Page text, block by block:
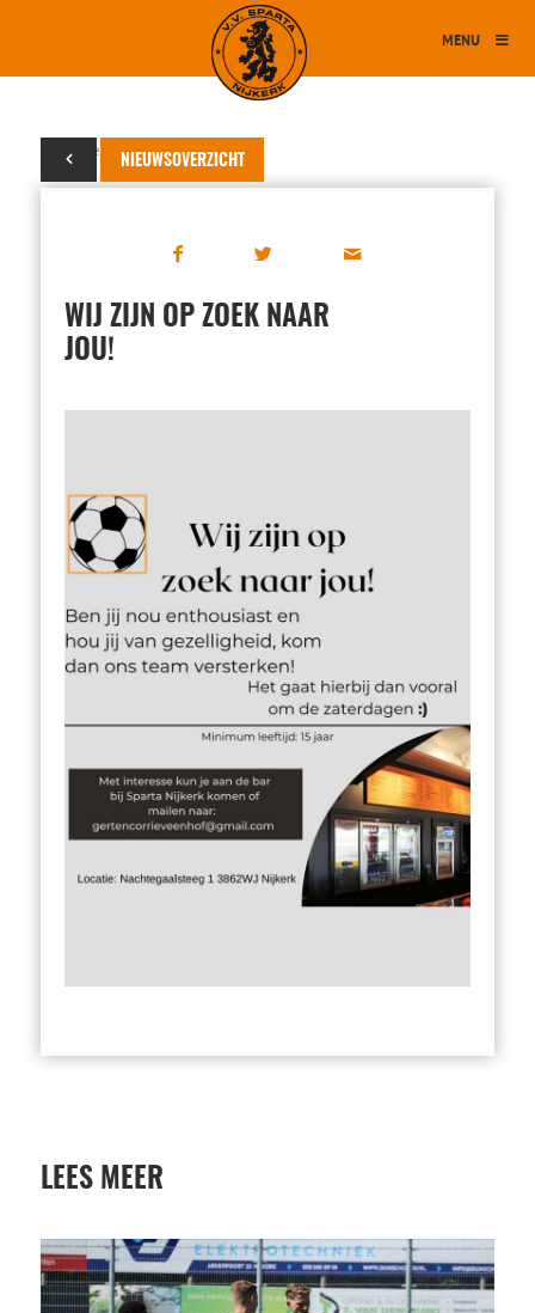
MENU
NIEUWSOVERZICHT
03 november 2023
WIJ ZIJN OP ZOEK NAAR
JOU!
LEES MEER